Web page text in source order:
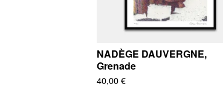
NADÈGE DAUVERGNE,
Grenade
40,00€